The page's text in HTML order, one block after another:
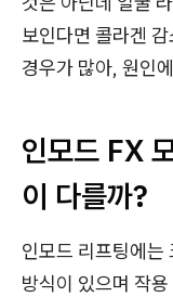
보인다면 콜라겐
경우가 많아, 원인
인모드 FX
이 다를까?
인모드 리프팅에
방식이 있으며 작